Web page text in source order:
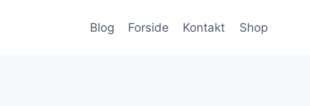
Blog Forside Kontakt Shop